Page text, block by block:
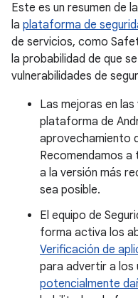
Este es un resumen de
la plataforma de
de servicios, como
la probabilidad de que
vulnerabilidades de
Las mejoras en
plataforma de
aprovechamiento
Recomendamos a
a la versión más
sea posible.
El equipo de
forma activa los
Verificación de
para advertir a los
potencialmente